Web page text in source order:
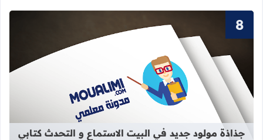
قراءة المزيد عن جذاذة مولود جديد
جذاذة مولود جديد في البيت الاستماع و التحدث كتابي